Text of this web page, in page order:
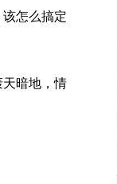
怎么搞定
暗地，情